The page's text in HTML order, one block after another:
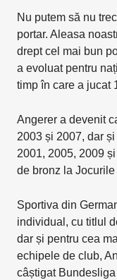
Nu putem să nu
portar. Aleasa
drept cel mai bun
a evoluat pentru
timp în care a jucat
Angerer a devenit
2003 și 2007, dar
2001, 2005, 2009
de bronz la
Sportiva din
individual, cu titlul
dar și pentru cea
echipele de club,
câștigat